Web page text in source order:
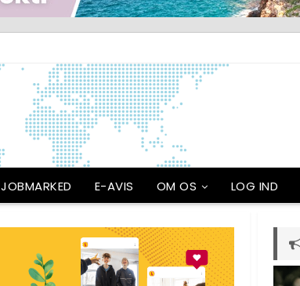
JOBMARKED E-AVIS OM OS LOG IND